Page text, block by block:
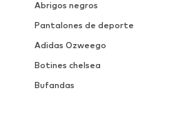
Abrigos negros
Pantalones de deporte
Adidas Ozweego
Botines chelsea
Bufandas